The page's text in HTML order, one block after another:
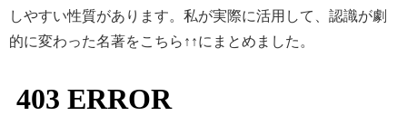
しやすい性質があります。私が実際に活用して、認識が劇
的に変わった名著をこちら↑↑にまとめました。